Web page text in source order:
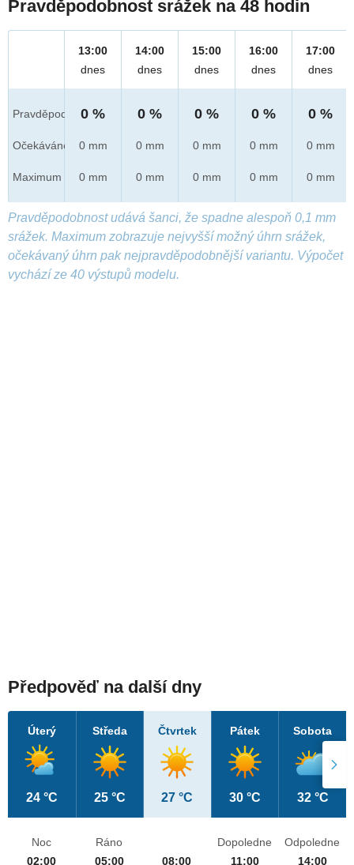
Pravděpodobnost srážek na 48 hodin
Pravděpod.
Očekáváno
Maximum
13:00
dnes
0 %
0 mm
0 mm
14:00
dnes
0 %
0 mm
0 mm
15:00
dnes
0 %
0 mm
0 mm
16:00
dnes
0 %
0 mm
0 mm
17:00
dnes
0 %
0 mm
0 mm
Pravděpodobnost udává šanci, že spadne alespoň 0,1 mm
srážek. Maximum zobrazuje nejvyšší možný úhrn srážek,
očekávaný úhrn pak nejpravděpodobnější variantu. Výpočet
vychází ze 40 výstupů modelu.
Předpověď na další dny
Úterý
24 °C
Středa
25 °C
Čtvrtek
27 °C
Pátek
30 °C
Sobota
32 °C
Noc
02:00
Ráno
05:00
08:00
Dopoledne
11:00
Odpoledne
14:00